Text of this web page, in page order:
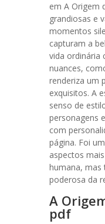
em A Origem
grandiosas e
momentos
capturam a
vida ordinária
nuances,
renderiza um
exquisitos. A
senso de
personagens
com
página. Foi
aspectos
humana, mas
poderosa da
A
pdf